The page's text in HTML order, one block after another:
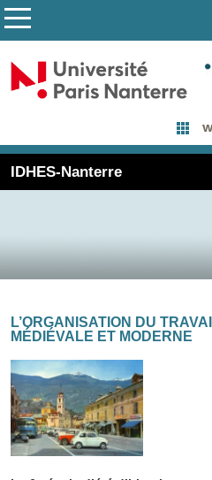
IDHES-Nanterre
L’ORGANISATION DU
MÉDIÉVALE ET MODERNE